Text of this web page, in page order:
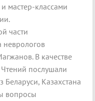
мастер-классами
части
неврологов
В качестве
послушали
Беларуси, Казахстана
вопросы